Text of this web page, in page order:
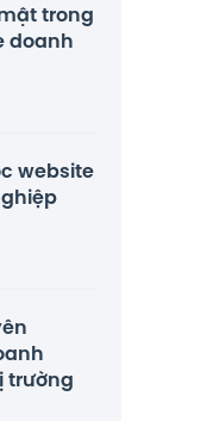
trong
doanh
website
trường